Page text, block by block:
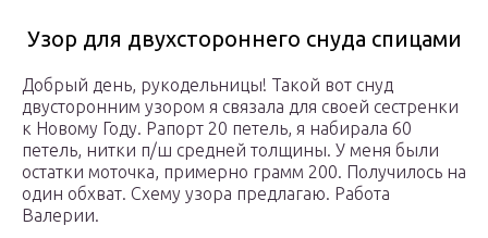
Узор для двухстороннего снуда спицами
Добрый день, рукодельницы! Такой вот снуд
двусторонним узором я связала для своей сестренки
к Новому Году. Рапорт 20 петель, я набирала 60
петель, нитки п/ш средней толщины. У меня были
остатки моточка, примерно грамм 200. Получилось на
один обхват. Схему узора предлагаю. Работа
Валерии.